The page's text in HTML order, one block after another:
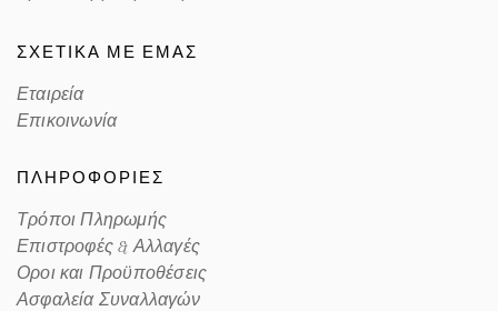
Color code
ΣΧΕΤΙΚΑ ΜΕ ΕΜΑΣ
Εταιρεία
Επικοινωνία
ΠΛΗΡΟΦΟΡΙΕΣ
Τρόποι Πληρωμής
Επιστροφές & Αλλαγές
Οροι και Προϋποθέσεις
Ασφαλεία Συναλλαγών